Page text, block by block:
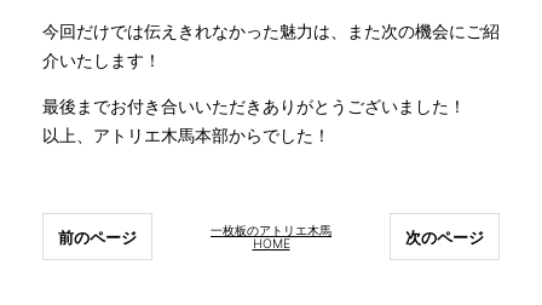
今回だけでは伝えきれなかった魅力は、また次の機会にご紹
介いたします！
最後までお付き合いいただきありがとうございました！
以上、アトリエ木馬本部からでした！
一枚板のアトリエ木馬
HOME
前のページ 次のページ